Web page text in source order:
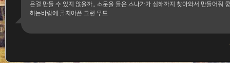
은걸 만들 수 있지 않을까.. 소문을 들은 스나가가 심해까지 찾아와서 만들어줘 쿵
하는바람에 골치아픈 그런 무드